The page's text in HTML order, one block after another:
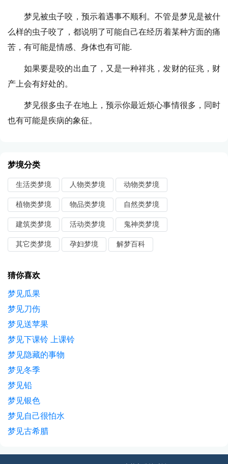
梦见被虫子咬，预示着遇事不顺利。不管是梦见是被什
么样的虫子咬了，都说明了可能自己在经历着某种方面的痛
苦，有可能是情感、身体也有可能.
如果要是咬的出血了，又是一种祥兆，发财的征兆，财
产上会有好处的。
梦见很多虫子在地上，预示你最近烦心事情很多，同时
也有可能是疾病的象征。
梦境分类
生活类梦境 人物类梦境 动物类梦境
植物类梦境 物品类梦境 自然类梦境
建筑类梦境 活动类梦境 鬼神类梦境
其它类梦境 孕妇梦境 解梦百科
猜你喜欢
梦见瓜果
梦见刀伤
梦见送苹果
梦见下课铃 上课铃
梦见隐藏的事物
梦见冬季
梦见铅
梦见银色
梦见自己很怕水
梦见古希腊